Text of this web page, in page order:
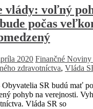
vlády: voľný
počas
2020 Finančné Noviny
zdravotníctva, Vláda
SR budú mať
pohyb na verejnosti.
Vláda SR so